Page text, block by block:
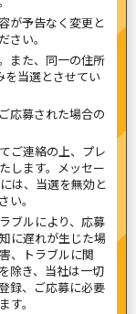
が予告なく変更と
い。
また、同一の住所
を当選とさせてい
応募された場合の
ご連絡の上、プレ
します。メッセー
は、当選を無効と
。
ブルにより、応募
に遅れが生じた場
、トラブルに関
除き、当社は一切
録、ご応募に必要
。